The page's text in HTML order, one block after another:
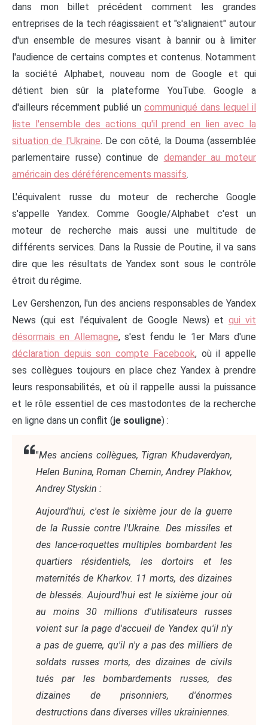
dans mon billet précédent comment les grandes
entreprises de la tech réagissaient et "s'alignaient" autour
d'un ensemble de mesures visant à bannir ou à limiter
l'audience de certains comptes et contenus. Notamment
la société Alphabet, nouveau nom de Google et qui
détient bien sûr la plateforme YouTube. Google a
d'ailleurs récemment publié un communiqué dans lequel il
liste l'ensemble des actions qu'il prend en lien avec la
situation de l'Ukraine. De con côté, la Douma (assemblée
parlementaire russe) continue de demander au moteur
américain des déréférencements massifs.
L'équivalent russe du moteur de recherche Google
s'appelle Yandex. Comme Google/Alphabet c'est un
moteur de recherche mais aussi une multitude de
différents services. Dans la Russie de Poutine, il va sans
dire que les résultats de Yandex sont sous le contrôle
étroit du régime.
Lev Gershenzon, l'un des anciens responsables de Yandex
News (qui est l'équivalent de Google News) et qui vit
désormais en Allemagne, s'est fendu le 1er Mars d'une
déclaration depuis son compte Facebook, où il appelle
ses collègues toujours en place chez Yandex à prendre
leurs responsabilités, et où il rappelle aussi la puissance
et le rôle essentiel de ces mastodontes de la recherche
en ligne dans un conflit (je souligne) :
"Mes anciens collègues, Tigran Khudaverdyan,
Helen Bunina, Roman Chernin, Andrey Plakhov,
Andrey Styskin :
Aujourd'hui, c'est le sixième jour de la guerre
de la Russie contre l'Ukraine. Des missiles et
des lance-roquettes multiples bombardent les
quartiers résidentiels, les dortoirs et les
maternités de Kharkov. 11 morts, des dizaines
de blessés. Aujourd'hui est le sixième jour où
au moins 30 millions d'utilisateurs russes
voient sur la page d'accueil de Yandex qu'il n'y
a pas de guerre, qu'il n'y a pas des milliers de
soldats russes morts, des dizaines de civils
tués par les bombardements russes, des
dizaines de prisonniers, d'énormes
destructions dans diverses villes ukrainiennes.